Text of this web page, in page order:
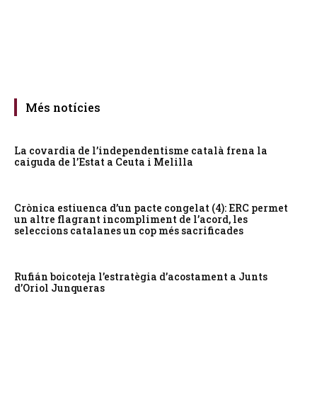
Més notícies
La covardia de l’independentisme català frena la
caiguda de l’Estat a Ceuta i Melilla
Crònica estiuenca d’un pacte congelat (4): ERC permet
un altre flagrant incompliment de l’acord, les
seleccions catalanes un cop més sacrificades
Rufián boicoteja l’estratègia d’acostament a Junts
d’Oriol Junqueras